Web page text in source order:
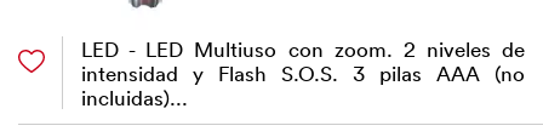
LED - LED Multiuso con zoom. 2 niveles de
intensidad y Flash S.O.S. 3 pilas AAA (no
incluidas)...